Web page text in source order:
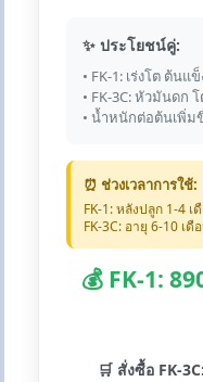
✨ ประโยชน์คู่:
• FK-1: เร่งโต ต้นแ
• FK-3C: หัวมันดก
• น้ำหนักต่อต้นเพิ่ม
⏰ ช่วงเวลาการใช้:
FK-1: หลังปลูก 1-4 เ
FK-3C: อายุ 6-10 เ
💰 FK-1:
🛒 สั่งซื้อ FK-3C: